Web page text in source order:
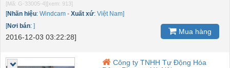
[Mã: G-33005-4] [xem: 913]
[Nhãn hiệu: Windcam - Xuất xứ: Việt Nam]
[Nơi bán: ]
2016-12-03 03:22:28]
Mua hàng
Công ty TNHH Tự Động Hóa